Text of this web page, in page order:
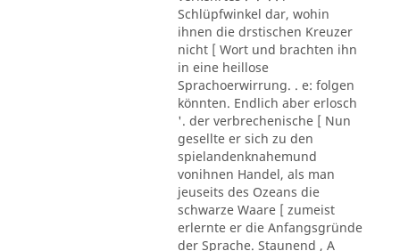
Schlüpfwinkel dar, wohin
ihnen die drstischen Kreuzer
nicht [ Wort und brachten ihn
in eine heillose
Sprachoerwirrung. . e: folgen
könnten. Endlich aber erlosch
'. der verbrechenische [ Nun
gesellte er sich zu den
spielandenknahemund
vonihnen Handel, als man
jeuseits des Ozeans die
schwarze Waare [ zumeist
erlernte er die Anfangsgründe
der Sprache. Staunend , A